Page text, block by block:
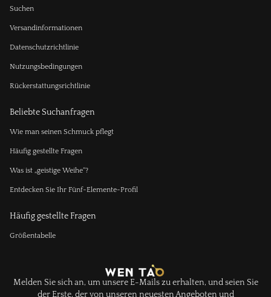
Suchen
Versandinformationen
Datenschutzrichtlinie
Nutzungsbedingungen
Rückerstattungsrichtlinie
Beliebte Suchanfragen
Wie man seinen Schmuck pflegt
Häufig gestellte Fragen
Was ist „geistige Weihe“?
Entdecken Sie Ihr Fünf-Elemente-Profil
Häufig gestellte Fragen
Größentabelle
Melden Sie sich an, um unsere E-Mails zu erhalten, und seien Sie
der Erste, der von unseren neuesten Angeboten und